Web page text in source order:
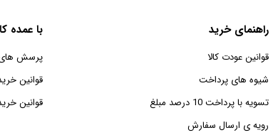
راهنمای خرید
قوانین عودت کالا
شیوه های پرداخت
تسویه با پرداخت 10 درصد مبلغ
رویه ی ارسال سفارش
با عمده
پرسش های
قوانین
قوانین